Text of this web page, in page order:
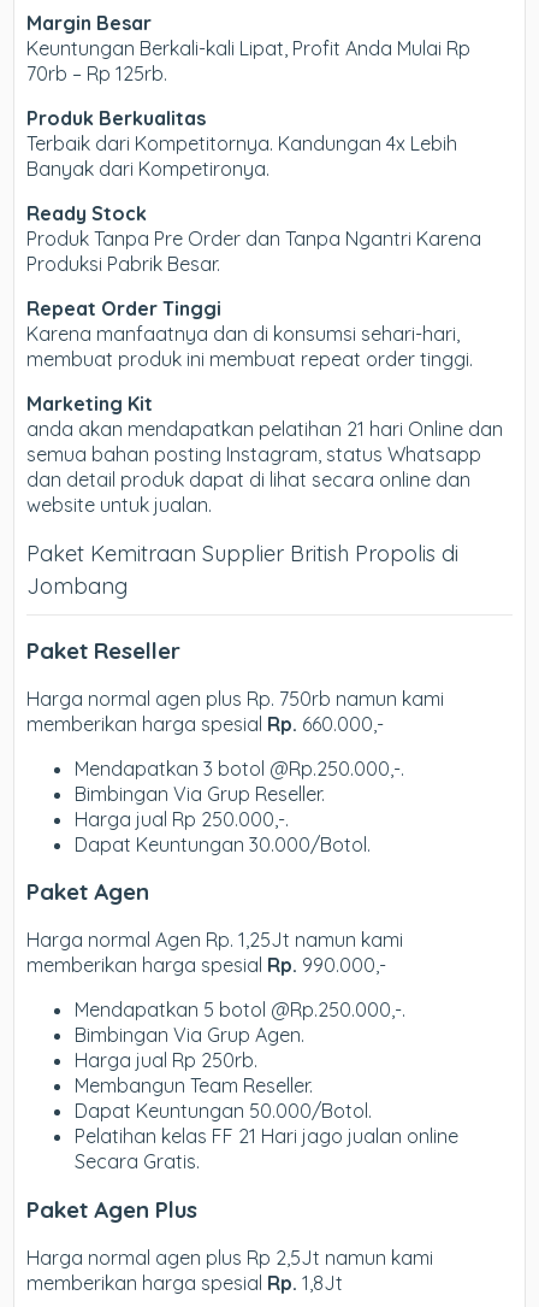
Margin Besar
Keuntungan Berkali-kali Lipat, Profit Anda Mulai Rp
70rb – Rp 125rb.
Produk Berkualitas
Terbaik dari Kompetitornya. Kandungan 4x Lebih
Banyak dari Kompetironya.
Ready Stock
Produk Tanpa Pre Order dan Tanpa Ngantri Karena
Produksi Pabrik Besar.
Repeat Order Tinggi
Karena manfaatnya dan di konsumsi sehari-hari,
membuat produk ini membuat repeat order tinggi.
Marketing Kit
anda akan mendapatkan pelatihan 21 hari Online dan
semua bahan posting Instagram, status Whatsapp
dan detail produk dapat di lihat secara online dan
website untuk jualan.
Paket Kemitraan Supplier British Propolis di
Jombang
Paket Reseller
Harga normal agen plus Rp. 750rb namun kami
memberikan harga spesial Rp. 660.000,-
Mendapatkan 3 botol @Rp.250.000,-.
Bimbingan Via Grup Reseller.
Harga jual Rp 250.000,-.
Dapat Keuntungan 30.000/Botol.
Paket Agen
Harga normal Agen Rp. 1,25Jt namun kami
memberikan harga spesial Rp. 990.000,-
Mendapatkan 5 botol @Rp.250.000,-.
Bimbingan Via Grup Agen.
Harga jual Rp 250rb.
Membangun Team Reseller.
Dapat Keuntungan 50.000/Botol.
Pelatihan kelas FF 21 Hari jago jualan online
Secara Gratis.
Paket Agen Plus
Harga normal agen plus Rp 2,5Jt namun kami
memberikan harga spesial Rp. 1,8Jt